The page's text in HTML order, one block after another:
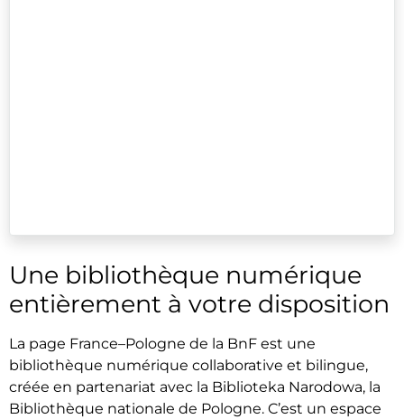
Une bibliothèque numérique
entièrement à votre disposition
La page France–Pologne de la BnF est une
bibliothèque numérique collaborative et bilingue,
créée en partenariat avec la Biblioteka Narodowa, la
Bibliothèque nationale de Pologne. C’est un espace